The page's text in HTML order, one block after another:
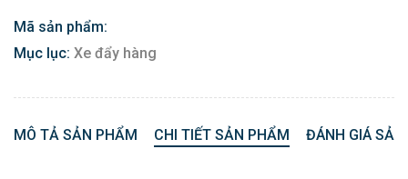
Mã sản phẩm:
Mục lục: Xe đẩy hàng
MÔ TẢ SẢN PHẨM CHI TIẾT SẢN PHẨM ĐÁNH GIÁ